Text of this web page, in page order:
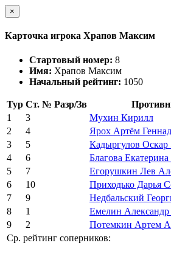
×
Карточка игрока Храпов Максим
Стартовый номер: 8
Имя: Храпов Максим
Начальный рейтинг: 1050
Тур Ст. № Разр/Зв
1
3 Мухин Кирилл
2
4 Ярох Артём
3
5 Кадыргулов Оскар
4
6 Благова Екатерина
5
7 Егорушкин Лев
6
10 Приходько Дарья
7
9 Недбальский
8
1 Емелин Александр
9
2 Потемкин Артем
Ср. рейтинг соперников: